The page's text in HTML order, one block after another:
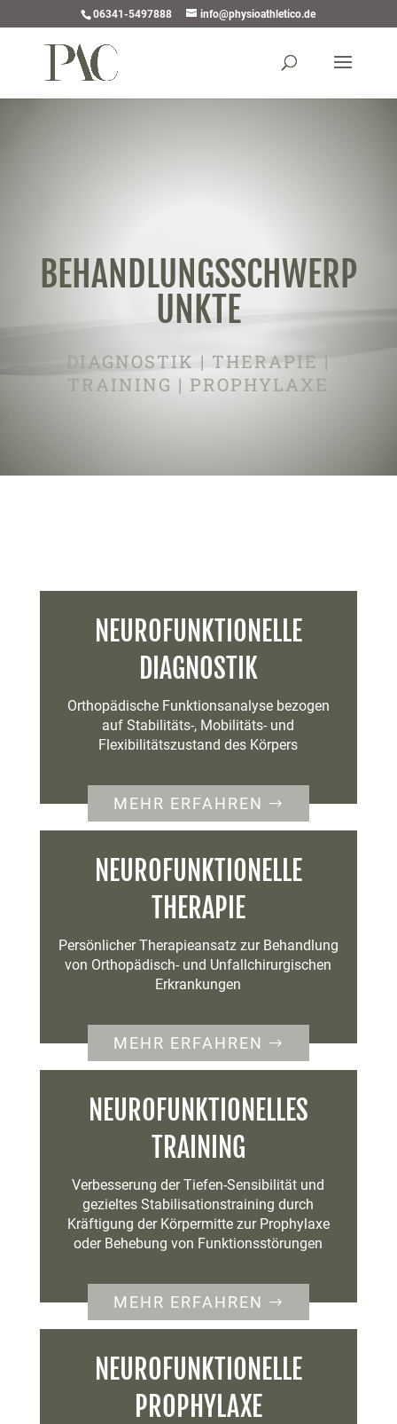
06341-5497888 info@physioathletico.de
BEHANDLUNGSSCHWERP
UNKTE
DIAGNOSTIK | THERAPIE |
TRAINING | PROPHYLAXE
NEUROFUNKTIONELLE
DIAGNOSTIK
Orthopädische Funktionsanalyse bezogen
auf Stabilitäts-, Mobilitäts- und
Flexibilitätszustand des Körpers
MEHR ERFAHREN
NEUROFUNKTIONELLE
THERAPIE
Persönlicher Therapieansatz zur Behandlung
von Orthopädisch- und Unfallchirurgischen
Erkrankungen
MEHR ERFAHREN
NEUROFUNKTIONELLES
TRAINING
Verbesserung der Tiefen-Sensibilität und
gezieltes Stabilisationstraining durch
Kräftigung der Körpermitte zur Prophylaxe
oder Behebung von Funktionsstörungen
MEHR ERFAHREN
NEUROFUNKTIONELLE
PROPHYLAXE